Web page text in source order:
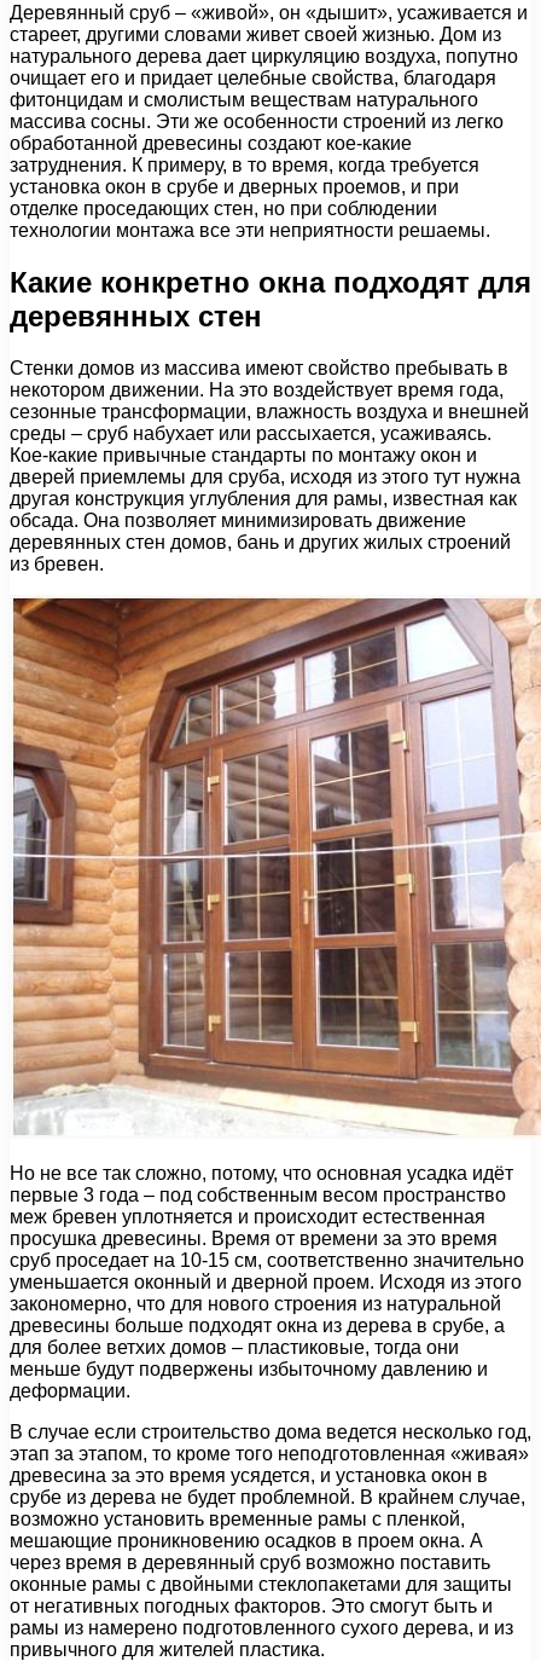
Деревянный сруб – «живой», он «дышит», усаживается и
стареет, другими словами живет своей жизнью. Дом из
натурального дерева дает циркуляцию воздуха, попутно
очищает его и придает целебные свойства, благодаря
фитонцидам и смолистым веществам натурального
массива сосны. Эти же особенности строений из легко
обработанной древесины создают кое-какие
затруднения. К примеру, в то время, когда требуется
установка окон в срубе и дверных проемов, и при
отделке проседающих стен, но при соблюдении
технологии монтажа все эти неприятности решаемы.
Какие конкретно окна подходят для
деревянных стен
Стенки домов из массива имеют свойство пребывать в
некотором движении. На это воздействует время года,
сезонные трансформации, влажность воздуха и внешней
среды – сруб набухает или рассыхается, усаживаясь.
Кое-какие привычные стандарты по монтажу окон и
дверей приемлемы для сруба, исходя из этого тут нужна
другая конструкция углубления для рамы, известная как
обсада. Она позволяет минимизировать движение
деревянных стен домов, бань и других жилых строений
из бревен.
Но не все так сложно, потому, что основная усадка идёт
первые 3 года – под собственным весом пространство
меж бревен уплотняется и происходит естественная
просушка древесины. Время от времени за это время
сруб проседает на 10-15 см, соответственно значительно
уменьшается оконный и дверной проем. Исходя из этого
закономерно, что для нового строения из натуральной
древесины больше подходят окна из дерева в срубе, а
для более ветхих домов – пластиковые, тогда они
меньше будут подвержены избыточному давлению и
деформации.
В случае если строительство дома ведется несколько год,
этап за этапом, то кроме того неподготовленная «живая»
древесина за это время усядется, и установка окон в
срубе из дерева не будет проблемной. В крайнем случае,
возможно установить временные рамы с пленкой,
мешающие проникновению осадков в проем окна. А
через время в деревянный сруб возможно поставить
оконные рамы с двойными стеклопакетами для защиты
от негативных погодных факторов. Это смогут быть и
рамы из намерено подготовленного сухого дерева, и из
привычного для жителей пластика.